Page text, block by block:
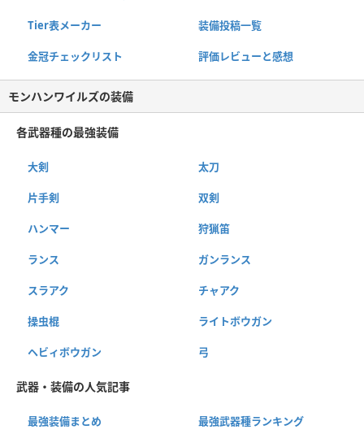
Tier表メーカー 装備投稿一覧
金冠チェックリスト 評価レビューと感想
モンハンワイルズの装備
各武器種の最強装備
大剣 太刀
片手剣 双剣
ハンマー 狩猟笛
ランス ガンランス
スラアク チャアク
操虫棍 ライトボウガン
ヘビィボウガン 弓
武器・装備の人気記事
最強装備まとめ 最強武器種ランキング